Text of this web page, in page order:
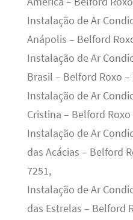
Instalação de Ar
Anápolis – Belford
Instalação de Ar
Brasil – Belford Roxo –
Instalação de Ar
Cristina – Belford Roxo
Instalação de Ar
das Acácias – Belford
7251,
Instalação de Ar
das Estrelas – Belford